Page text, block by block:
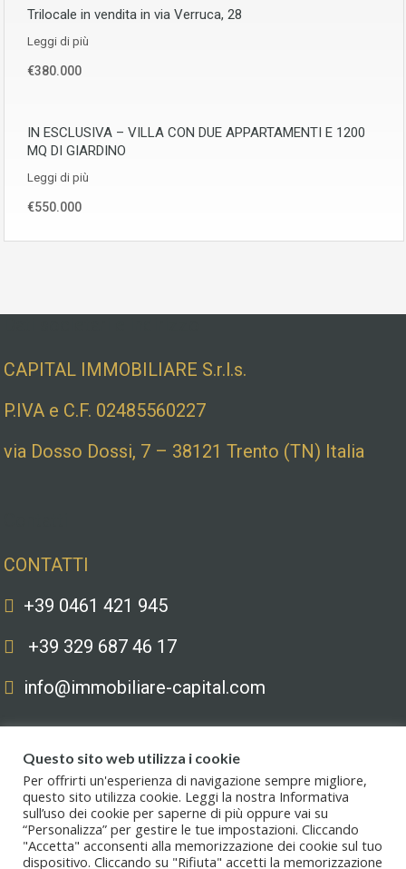
Trilocale in vendita in via Verruca, 28
Leggi di più
€380.000
IN ESCLUSIVA – VILLA CON DUE APPARTAMENTI E 1200
MQ DI GIARDINO
Leggi di più
€550.000
CAPITAL IMMOBILIARE S.r.l.s.
P.IVA e C.F. 02485560227
via Dosso Dossi, 7 – 38121 Trento (TN) Italia
CONTATTI
+39 0461 421 945
+39 329 687 46 17
info@immobiliare-capital.com
Copyright © 2020. All Rights Reserved. Capital immobiliare S.r.l.s. | Le
immagini hanno valore puramente illustrativo. I prezzi e le informazioni
possono essere soggetti a modifiche.
Questo sito web utilizza i cookie
Per offrirti un'esperienza di navigazione sempre migliore,
questo sito utilizza cookie. Leggi la nostra Informativa
sull’uso dei cookie per saperne di più oppure vai su
“Personalizza” per gestire le tue impostazioni. Cliccando
"Accetta" acconsenti alla memorizzazione dei cookie sul tuo
dispositivo. Cliccando su "Rifiuta" accetti la memorizzazione